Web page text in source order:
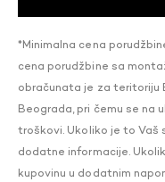
*Minimalna cena
cena porudžbine sa
obračunata je za teritoriju
Beograda, pri čemu se na
troškovi. Ukoliko je to Vaš
dodatne informacije.
kupovinu u dodatnim